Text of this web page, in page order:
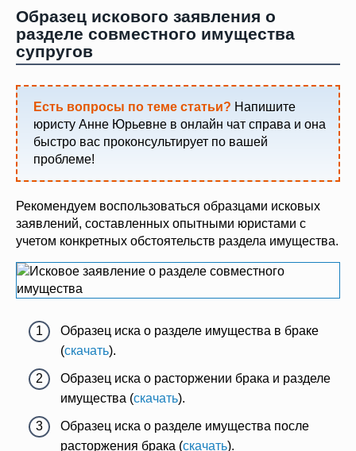
Образец искового заявления о
разделе совместного имущества
супругов
Есть вопросы по теме статьи? Напишите
юристу Анне Юрьевне в онлайн чат справа и она
быстро вас проконсультирует по вашей
проблеме!
Рекомендуем воспользоваться образцами исковых
заявлений, составленных опытными юристами с
учетом конкретных обстоятельств раздела имущества.
Образец иска о разделе имущества в браке
(скачать).
Образец иска о расторжении брака и разделе
имущества (скачать).
Образец иска о разделе имущества после
расторжения брака (скачать).